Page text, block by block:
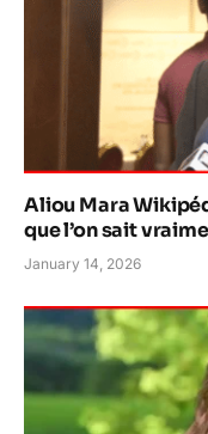
Aliou Mara
que l’on sait
January 14, 2026